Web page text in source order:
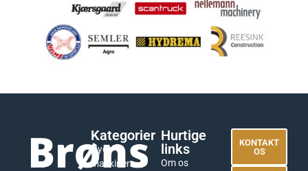
Kategorier
Nye
maskiner
Hurtige
links
Om os
KONTAKT
OS